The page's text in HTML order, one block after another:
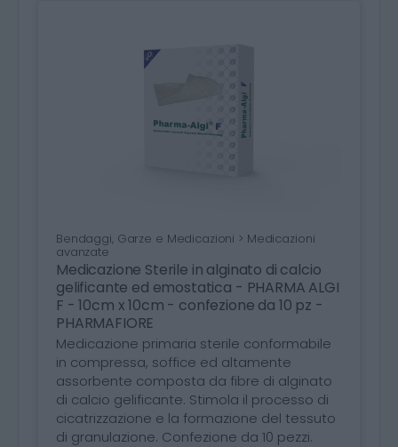
Bendaggi, Garze e Medicazioni > Medicazioni
avanzate
Medicazione Sterile in alginato di calcio
gelificante ed emostatica - PHARMA ALGI
F - 10cm x 10cm - confezione da 10 pz -
PHARMAFIORE
Medicazione primaria sterile conformabile
in compressa, soffice ed altamente
assorbente composta da fibre di alginato
di calcio gelificante. Stimola il processo di
cicatrizzazione e la formazione del tessuto
di granulazione. Confezione da 10 pezzi.